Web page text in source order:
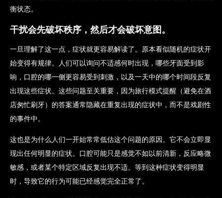
衡状态。
干扰会先破坏秩序，然后才会破坏意图。
一旦理解了这一点，症状就更容易解读了。原本看似随机的症状开
始变得有规律。人们可以询问不适感何时出现，哪些牙面受到影
响，口腔的哪一侧更容易受到刺激，以及一天中的哪个时间段反复
出现这些症状。这些问题至关重要，因为旅行模式提醒（避免在酒
店匆忙刷牙）的答案通常隐藏在重复出现的症状中，而不是戏剧性
的事件中。
这也是为什么人们一开始常常低估这个问题的原因。它不会立即显
现出任何明显的症状。口腔可能只是感觉不如以前清新，反应略微
敏感，或者某个特定区域反复出现不适。等到这种症状变得明显
时，导致它的行为可能已经感觉完全正常了。